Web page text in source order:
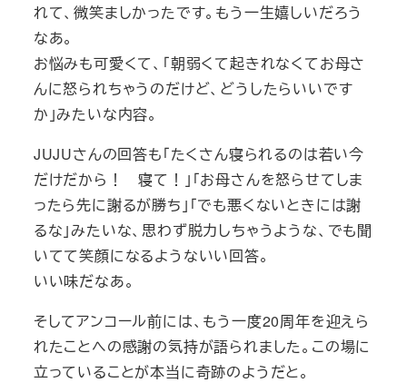
れて、微笑ましかったです。もう一生嬉しいだろう
なあ。
お悩みも可愛くて、「朝弱くて起きれなくてお母さ
んに怒られちゃうのだけど、どうしたらいいです
か」みたいな内容。
JUJUさんの回答も「たくさん寝られるのは若い今
だけだから！ 寝て！」「お母さんを怒らせてしま
ったら先に謝るが勝ち」「でも悪くないときには謝
るな」みたいな、思わず脱力しちゃうような、でも聞
いてて笑顔になるようないい回答。
いい味だなあ。
そしてアンコール前には、もう一度20周年を迎えら
れたことへの感謝の気持が語られました。この場に
立っていることが本当に奇跡のようだと。